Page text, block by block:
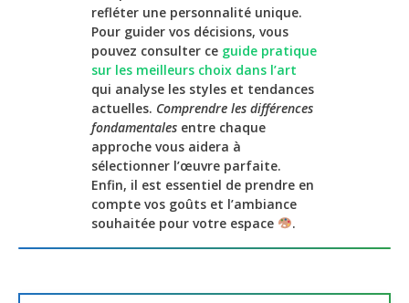
refléter une personnalité unique.
Pour guider vos décisions, vous
pouvez consulter ce guide pratique
sur les meilleurs choix dans l’art
qui analyse les styles et tendances
actuelles. Comprendre les différences
fondamentales entre chaque
approche vous aidera à
sélectionner l’œuvre parfaite.
Enfin, il est essentiel de prendre en
compte vos goûts et l’ambiance
souhaitée pour votre espace
.